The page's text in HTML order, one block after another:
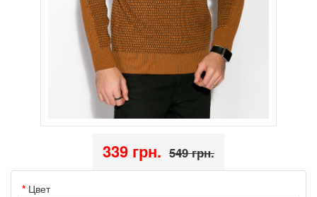
339 грн. 549 грн.
Цвет